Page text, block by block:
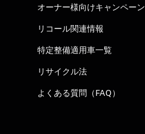
オーナー様向けキャンペーン
リコール関連情報
特定整備適用車一覧
リサイクル法
よくある質問（FAQ）